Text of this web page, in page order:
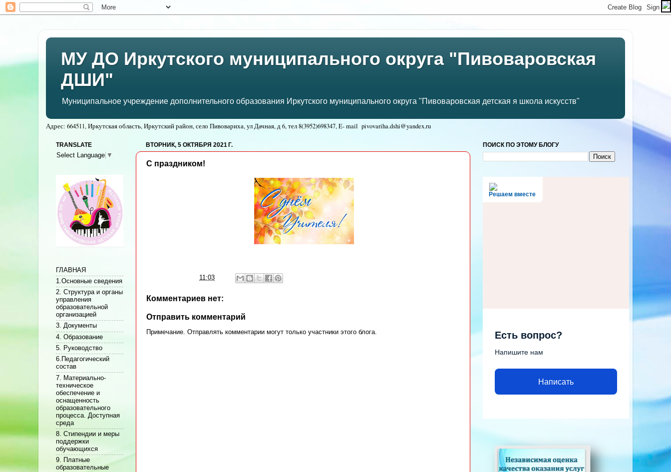
МУ ДО Иркутского муниципального округа "Пивоваровская
ДШИ"
Муниципальное учреждение дополнительного образования Иркутского муниципального округа "Пивоваровская детская я школа искусств"
Адрес: 664511, Иркутская область, Иркутский район, село Пивовариха, ул Дачная, д 6, тел8(3952)698347, E- mail pivovariha.dshi@yandex.ru
ВТОРНИК, 5 ОКТЯБРЯ 2021 Г.
С праздником!
11:03
Комментариев нет:
Отправить комментарий
Примечание. Отправлять комментарии могут только участники этого блога.
TRANSLATE
Select Language ▼
ГЛАВНАЯ
1.Основные сведения
2. Структура и органы
управления
образовательной
организацией
3. Документы
4. Образование
5. Руководство
6.Педагогический
состав
7. Материально-
техническое
обеспечение и
оснащенность
образовательного
процесса. Доступная
среда
8. Стипендии и меры
поддержки
обучающихся
9. Платные
образовательные
ПОИСК ПО ЭТОМУ БЛОГУ
Решаем вместе
Есть вопрос?
Напишите нам
Написать